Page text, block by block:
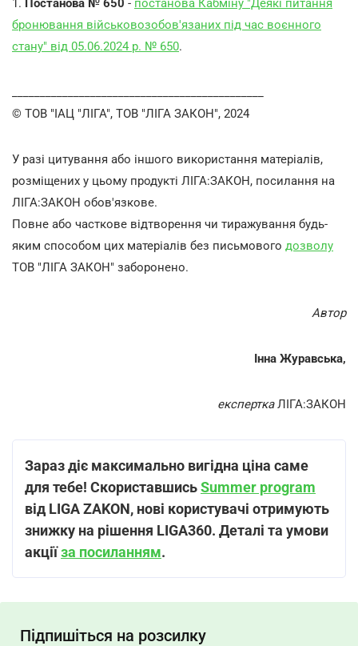
1. Постанова № 650 - постанова Кабміну "Деякі питання
бронювання військовозобов'язаних під час воєнного
стану" від 05.06.2024 р. № 650.
© ТОВ "ІАЦ "ЛІГА", ТОВ "ЛІГА ЗАКОН", 2024
У разі цитування або іншого використання матеріалів,
розміщених у цьому продукті ЛІГА:ЗАКОН, посилання на
ЛІГА:ЗАКОН обов'язкове.
Повне або часткове відтворення чи тиражування будь-
яким способом цих матеріалів без письмового дозволу
ТОВ "ЛІГА ЗАКОН" заборонено.
Автор
Інна Журавська,
експерткаЛІГА:ЗАКОН
Зараз діє максимально вигідна ціна саме
для тебе! СкориставшисьSummer program
від LIGA ZAKON, нові користувачі отримують
знижку на рішення LIGA360. Деталі та умови
акціїза посиланням.
Підпишіться на розсилку